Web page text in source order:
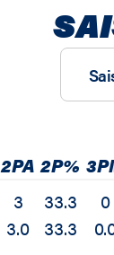
2PA 2P%
3
3.0
33.3
33.3
0